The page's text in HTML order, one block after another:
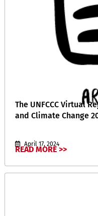
The UNFCCC Virtual
and Climate Change
April 17, 2024
READ MORE >>